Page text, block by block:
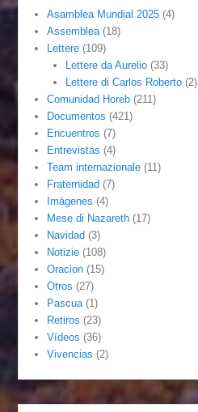
Asamblea Mundial 2025 (4)
Assemblea(18)
Lettere (109)
Lettere da Aurelio(33)
Lettere di Carlos Roberto(2)
Comunidad Horeb (211)
Documentos (421)
Encuentros (7)
Entrevistas (4)
Team internazionale (11)
Fraternidad (7)
Imágenes (4)
Mese di Nazareth (17)
Navidad (3)
Notizie (108)
Oracion (15)
Otros (27)
Pascua(1)
Retiros (23)
Vídeos (36)
Vivencias (2)